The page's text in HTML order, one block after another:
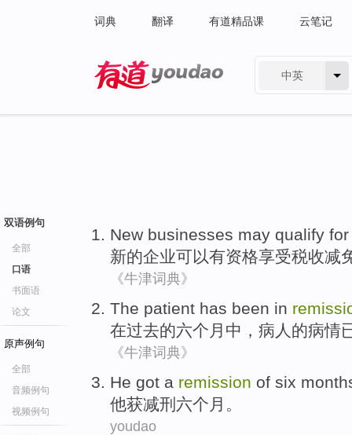
词典 翻译 有道精品课 云笔记
中英
双语例句
全部
口语
书面语
论文
原声例句
全部
音频例句
视频例句
New businesses may qualify for
新的企业可以有资格享受税收减
《牛津词典》
The patient has been in
在过去的六个月中， 病人 的病情
《牛津词典》
He got a remission of six
他获减刑 六个月。
youdao